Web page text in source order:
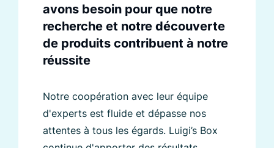
avons besoin pour que notre
recherche et notre découverte
de produits contribuent à notre
réussite
Notre coopération avec leur équipe
d'experts est fluide et dépasse nos
attentes à tous les égards. Luigi’s Box